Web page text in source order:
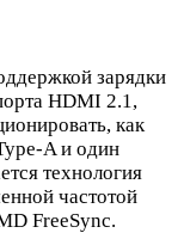
зарядки
HDMI 2.1,
как
A и один
технология
частотой
FreeSync.